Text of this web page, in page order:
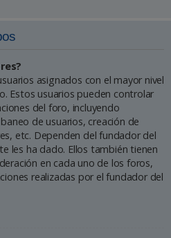
asignados con el mayor nivel
Estos usuarios pueden controlar
del foro, incluyendo
de usuarios, creación de
etc. Dependen del fundador del
les ha dado. Ellos también tienen
en cada uno de los foros,
realizadas por el fundador del